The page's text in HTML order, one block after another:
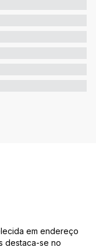
em endereço
destaca-se no